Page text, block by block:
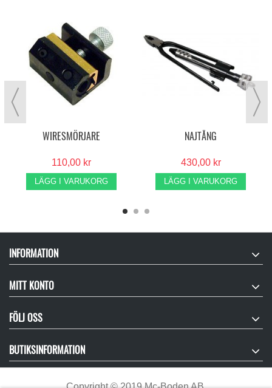
WIRESMÖRJARE
110,00 kr
LÄGG I VARUKORG
NAJTÅNG
430,00 kr
LÄGG I VARUKORG
INFORMATION
MITT KONTO
FÖLJ OSS
BUTIKSINFORMATION